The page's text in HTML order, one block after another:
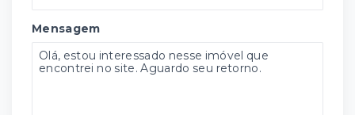
Mensagem